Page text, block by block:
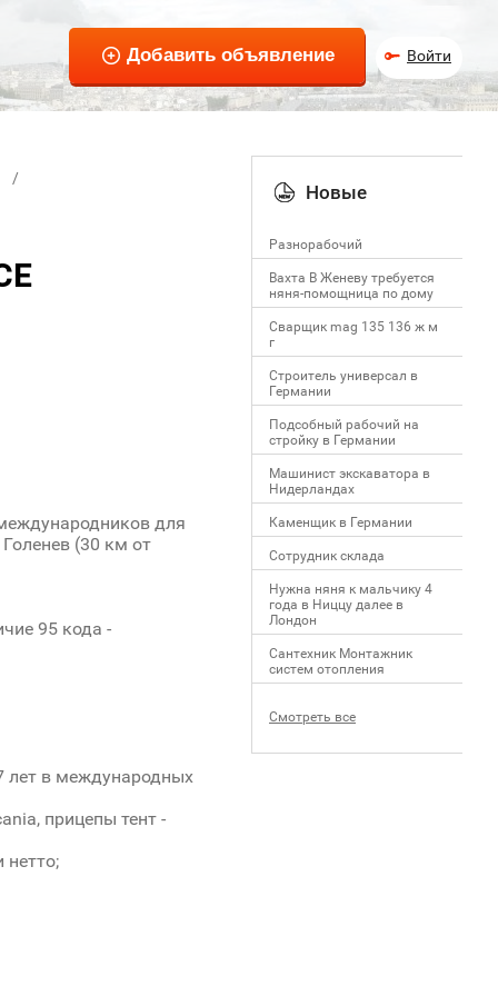
Войти
для
(30 км от
95 кода -
лет в международных
прицепы тент -
нетто;
Новые
Разнорабочий
Вахта В Женеву требуется
няня-помощница по дому
Сварщик mag 135 136 ж м
г
Строитель универсал в
Германии
Подсобный рабочий на
стройку в Германии
Машинист экскаватора в
Нидерландах
Каменщик в Германии
Сотрудник склада
Нужна няня к мальчику 4
года в Ниццу далее в
Лондон
Сантехник Монтажник
систем отопления
Смотреть все